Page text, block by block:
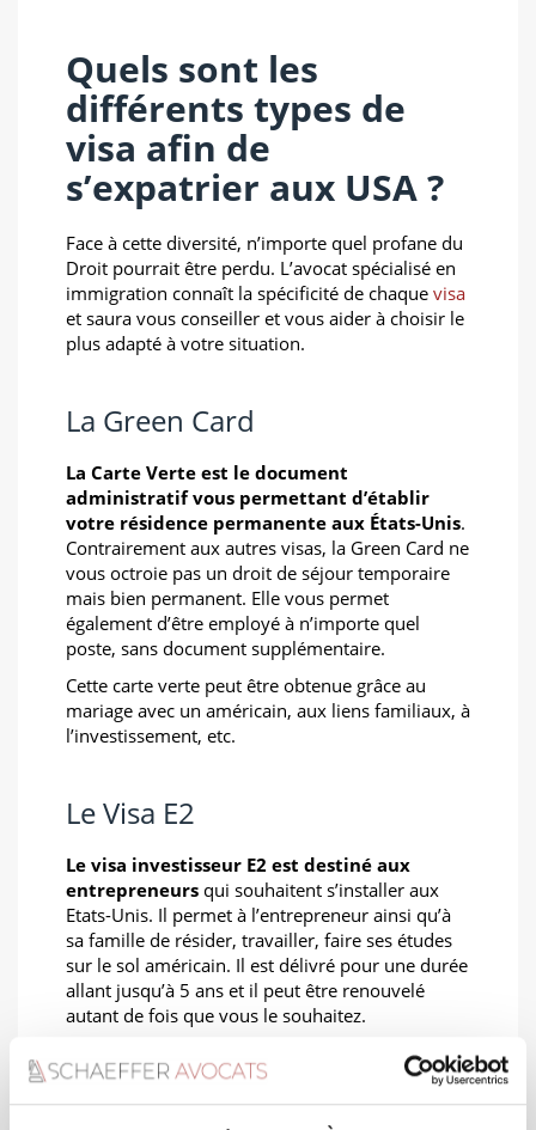
Quels sont les
différents types de
visa afin de
s’expatrier aux USA ?
Face à cette diversité, n’importe quel profane du
Droit pourrait être perdu. L’avocat spécialisé en
immigration connaît la spécificité de chaque visa
et saura vous conseiller et vous aider à choisir le
plus adapté à votre situation.
La Green Card
La Carte Verte est le document
administratif vous permettant d’établir
votre résidence permanente aux États-Unis.
Contrairement aux autres visas, la Green Card ne
vous octroie pas un droit de séjour temporaire
mais bien permanent. Elle vous permet
également d’être employé à n’importe quel
poste, sans document supplémentaire.
Cette carte verte peut être obtenue grâce au
mariage avec un américain, aux liens familiaux, à
l’investissement, etc.
Le Visa E2
Le visa investisseur E2 est destiné aux
entrepreneurs qui souhaitent s’installer aux
Etats-Unis. Il permet à l’entrepreneur ainsi qu’à
sa famille de résider, travailler, faire ses études
sur le sol américain. Il est délivré pour une durée
allant jusqu’à 5 ans et il peut être renouvelé
autant de fois que vous le souhaitez.
Le Visa H1B